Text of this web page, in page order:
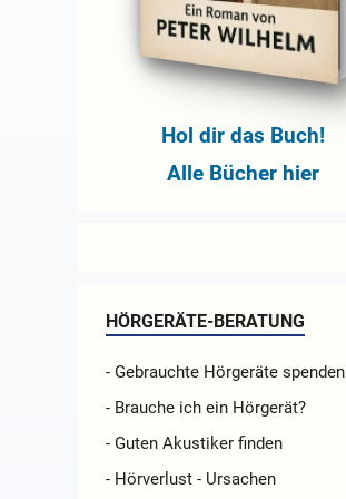
Hol dir das Buch!
Alle Bücher hier
HÖRGERÄTE-BERATUNG
- Gebrauchte Hörgeräte spenden
- Brauche ich ein Hörgerät?
- Guten Akustiker finden
- Hörverlust - Ursachen